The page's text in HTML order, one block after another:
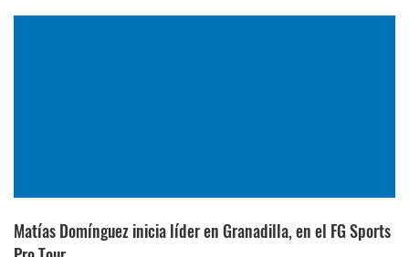
Matías Domínguez inicia líder en Granadilla, en el FG Sports